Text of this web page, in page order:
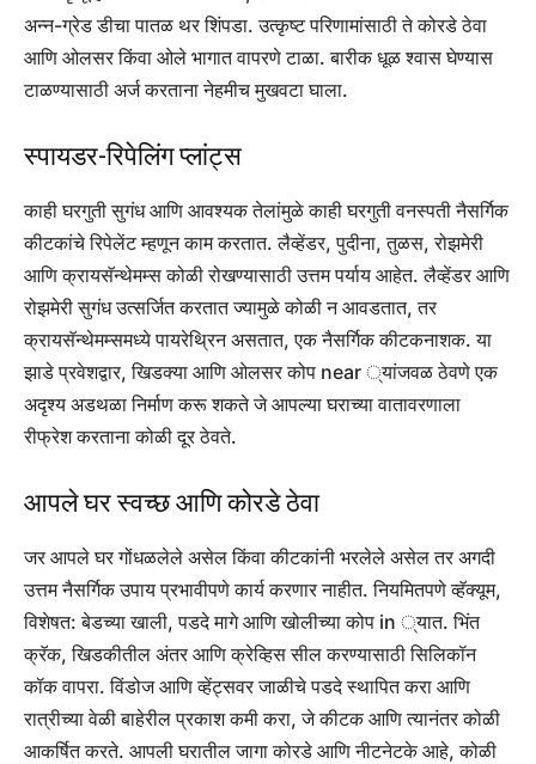
अन्न-ग्रेड डीचा पातळ थर शिंपडा. उत्कृष्ट परिणामांसाठी ते कोरडे ठेवा
आणि ओलसर किंवा ओले भागात वापरणे टाळा. बारीक धूळ श्वास घेण्यास
टाळण्यासाठी अर्ज करताना नेहमीच मुखवटा घाला.
स्पायडर-रिपेलिंग प्लांट्स
काही घरगुती सुगंध आणि आवश्यक तेलांमुळे काही घरगुती वनस्पती नैसर्गिक
कीटकांचे रिपेलेंट म्हणून काम करतात. लैव्हेंडर, पुदीना, तुळस, रोझमेरी
आणि क्रायसॅन्थेमम्स कोळी रोखण्यासाठी उत्तम पर्याय आहेत. लैव्हेंडर आणि
रोझमेरी सुगंध उत्सर्जित करतात ज्यामुळे कोळी न आवडतात, तर
क्रायसॅन्थेमम्समध्ये पायरेथ्रिन असतात, एक नैसर्गिक कीटकनाशक. या
झाडे प्रवेशद्वार, खिडक्या आणि ओलसर कोप near ्यांजवळ ठेवणे एक
अदृश्य अडथळा निर्माण करू शकते जे आपल्या घराच्या वातावरणाला
रीफ्रेश करताना कोळी दूर ठेवते.
आपले घर स्वच्छ आणि कोरडे ठेवा
जर आपले घर गोंधळलेले असेल किंवा कीटकांनी भरलेले असेल तर अगदी
उत्तम नैसर्गिक उपाय प्रभावीपणे कार्य करणार नाहीत. नियमितपणे व्हॅक्यूम,
विशेषत: बेडच्या खाली, पडदे मागे आणि खोलीच्या कोप in ्यात. भिंत
क्रॅक, खिडकीतील अंतर आणि क्रेव्हिस सील करण्यासाठी सिलिकॉन
कॉक वापरा. विंडोज आणि व्हेंट्सवर जाळीचे पडदे स्थापित करा आणि
रात्रीच्या वेळी बाहेरील प्रकाश कमी करा, जे कीटक आणि त्यानंतर कोळी
आकर्षित करते. आपली घरातील जागा कोरडे आणि नीटनेटके आहे, कोळी